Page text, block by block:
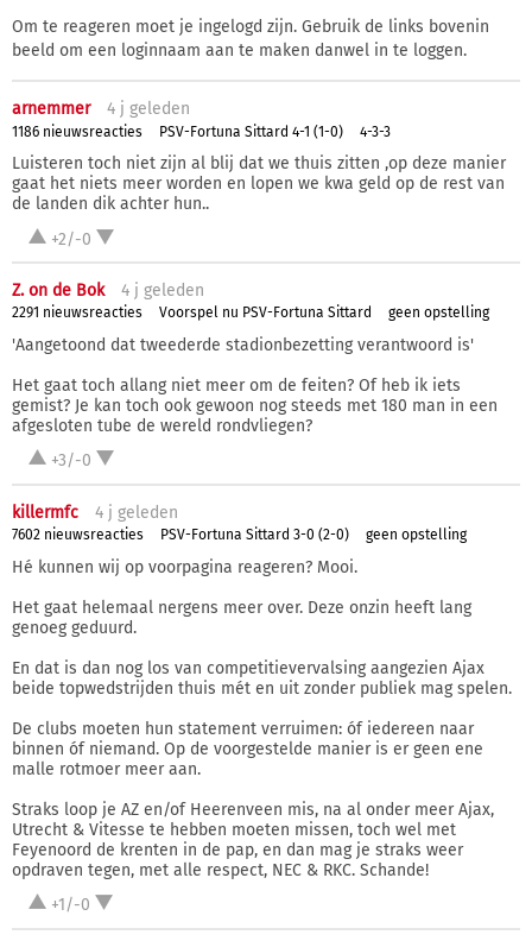
Om te reageren moet je ingelogd zijn. Gebruik de links bovenin
beeld om een loginnaam aan te maken danwel in te loggen.
arnemmer 4 j geleden
1186 nieuwsreacties PSV-Fortuna Sittard 4-1 (1-0) 4-3-3
Luisteren toch niet zijn al blij dat we thuis zitten ,op deze manier
gaat het niets meer worden en lopen we kwa geld op de rest van
de landen dik achter hun..
+2/-0
Z. on de Bok 4 j geleden
2291 nieuwsreacties Voorspel nu PSV-Fortuna Sittard geen opstelling
'Aangetoond dat tweederde stadionbezetting verantwoord is'
Het gaat toch allang niet meer om de feiten? Of heb ik iets
gemist? Je kan toch ook gewoon nog steeds met 180 man in een
afgesloten tube de wereld rondvliegen?
+3/-0
killermfc 4 j geleden
7602 nieuwsreacties PSV-Fortuna Sittard 3-0 (2-0) geen opstelling
Hé kunnen wij op voorpagina reageren? Mooi.
Het gaat helemaal nergens meer over. Deze onzin heeft lang
genoeg geduurd.
En dat is dan nog los van competitievervalsing aangezien Ajax
beide topwedstrijden thuis mét en uit zonder publiek mag spelen.
De clubs moeten hun statement verruimen: óf iedereen naar
binnen óf niemand. Op de voorgestelde manier is er geen ene
malle rotmoer meer aan.
Straks loop je AZ en/of Heerenveen mis, na al onder meer Ajax,
Utrecht & Vitesse te hebben moeten missen, toch wel met
Feyenoord de krenten in de pap, en dan mag je straks weer
opdraven tegen, met alle respect, NEC & RKC. Schande!
+1/-0